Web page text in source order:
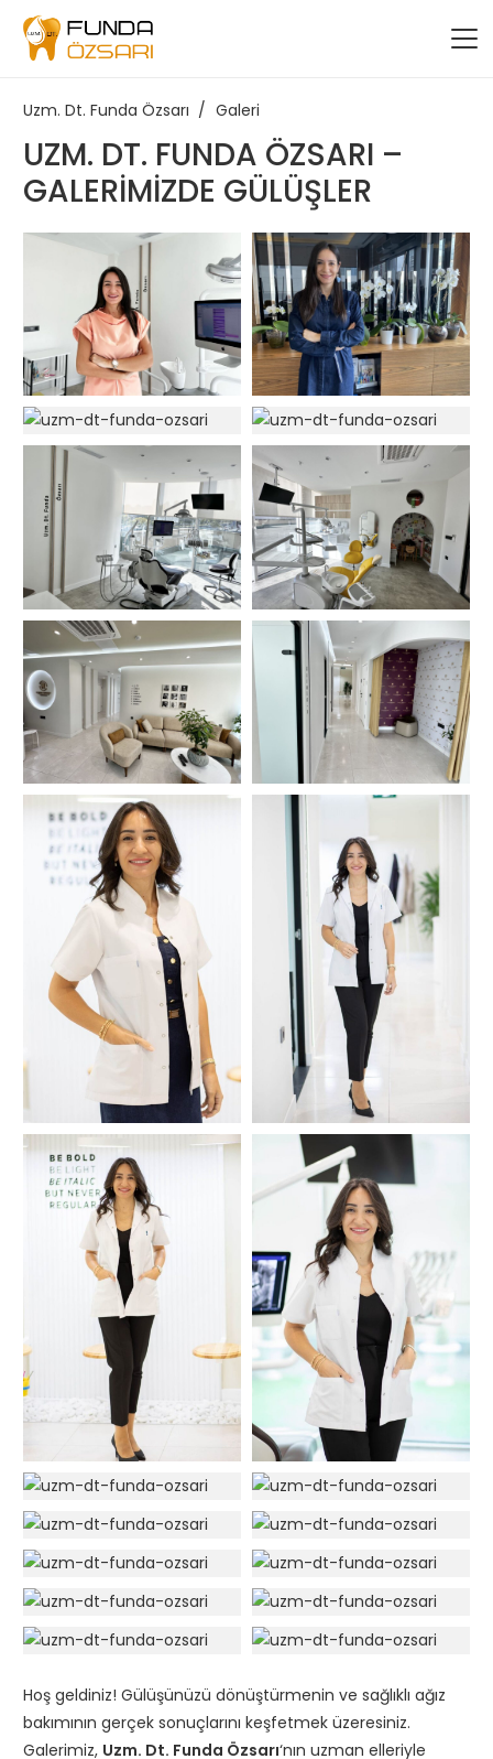
Uzm. Dt. Funda Özsarı / Galeri
UZM. DT. FUNDA ÖZSARI –
GALERIMIZDE GÜLÜŞLER
Hoş geldiniz! Gülüşünüzü dönüştürmenin ve sağlıklı ağız
bakımının gerçek sonuçlarını keşfetmek üzeresiniz.
Galerimiz, Uzm. Dt. Funda Özsarı‘nın uzman elleriyle